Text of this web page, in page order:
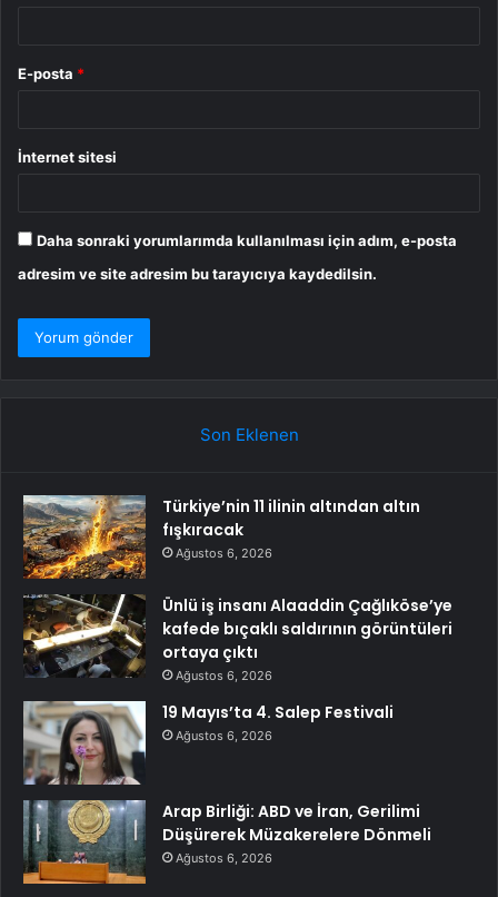
E-posta *
İnternet sitesi
Daha sonraki yorumlarımda kullanılması için adım, e-posta
adresim ve site adresim bu tarayıcıya kaydedilsin.
Son Eklenen
Türkiye’nin 11 ilinin altından altın
fışkıracak
Ağustos 6, 2026
Ünlü iş insanı Alaaddin Çağlıköse’ye
kafede bıçaklı saldırının görüntüleri
ortaya çıktı
Ağustos 6, 2026
19 Mayıs’ta 4. Salep Festivali
Ağustos 6, 2026
Arap Birliği: ABD ve İran, Gerilimi
Düşürerek Müzakerelere Dönmeli
Ağustos 6, 2026